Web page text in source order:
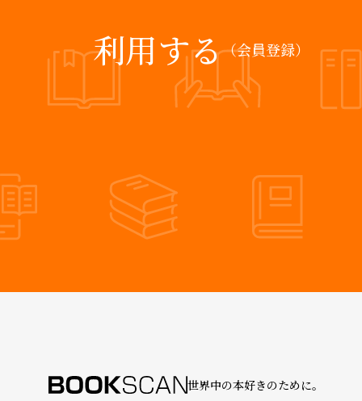
利用する（会員登録）
世界中の本好きのために。